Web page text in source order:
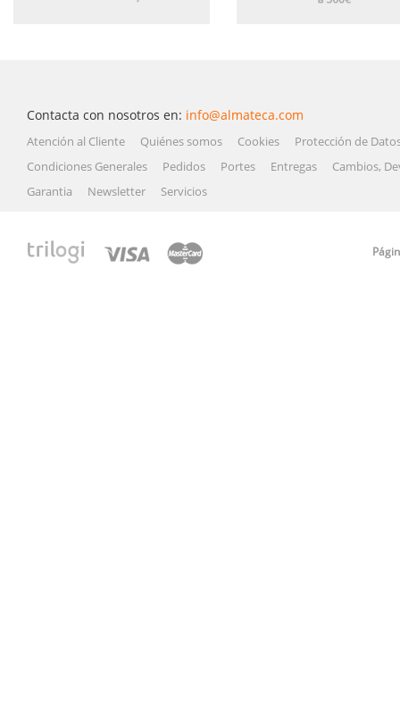
Contacta con nosotros en: info@almateca.com
Atención al Cliente Quiénes somos Cookies
Protección de
Condiciones Generales
Pedidos Portes Entregas
Cambios,
Garantia
Newsletter Servicios